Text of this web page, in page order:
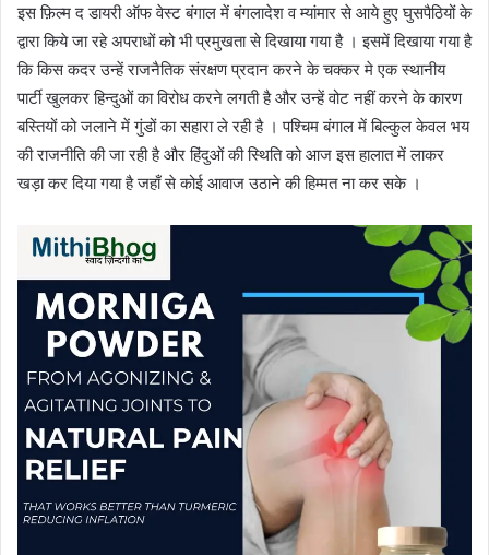
इस फ़िल्म द डायरी ऑफ वेस्ट बंगाल में बंगलादेश व म्यांमार से आये हुए घुसपैठियों के
द्वारा किये जा रहे अपराधों को भी प्रमुखता से दिखाया गया है । इसमें दिखाया गया है
कि किस कदर उन्हें राजनैतिक संरक्षण प्रदान करने के चक्कर मे एक स्थानीय
पार्टी खुलकर हिन्दुओं का विरोध करने लगती है और उन्हें वोट नहीं करने के कारण
बस्तियों को जलाने में गुंडों का सहारा ले रही है । पश्चिम बंगाल में बिल्कुल केवल भय
की राजनीति की जा रही है और हिंदुओं की स्थिति को आज इस हालात में लाकर
खड़ा कर दिया गया है जहाँ से कोई आवाज उठाने की हिम्मत ना कर सके ।